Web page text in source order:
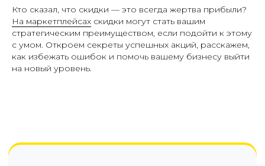
Кто сказал, что скидки — это всегда жертва прибыли?
На маркетплейсах скидки могут стать вашим
стратегическим преимуществом, если подойти к этому
с умом. Откроем секреты успешных акций, расскажем,
как избежать ошибок и помочь вашему бизнесу выйти
на новый уровень.
ОРГАНИЗУЕМ ПОСТАВКУ
НА ВБ И ОЗОН В 2 КЛИКА
Вы всегда можете перезвонить